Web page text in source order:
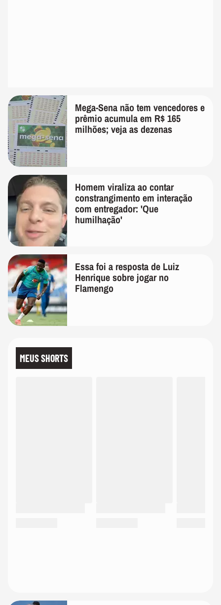
Mega-Sena não tem vencedores e
prêmio acumula em R$ 165
milhões; veja as dezenas
Homem viraliza ao contar
constrangimento em interação
com entregador: 'Que
humilhação'
Essa foi a resposta de Luiz
Henrique sobre jogar no
Flamengo
MEUS SHORTS